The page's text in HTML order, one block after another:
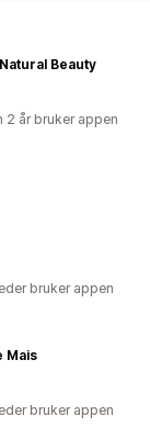
Beauty
2 år bruker appen
bruker appen
Mais
bruker appen